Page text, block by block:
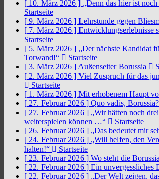
[ 10. März 2026 ] „Denn das hier ist
Startseite
[ 9. März 2026 ] Lehrstunde gegen
[ 7. März 2026 ] Entwicklungserlebnisse
Startseite
[ 5. März 2026 ] „Der nächste Kandidat
Torwand!“
Startseite
[ 3. März 2026 ] Außenseiter Borussia
[ 2. März 2026 ] Viel Zuspruch für das
Startseite
[ 1. März 2026 ] Mit erhobenem Haupt
[ 27. Februar 2026 ] Quo vadis, Borussia?
[ 27. Februar 2026 ] „Wir hätten noch
weiterspielen können …“
Startseite
[ 26. Februar 2026 ] „Das bedeutet mir
[ 24. Februar 2026 ] „Will helfen, den
halten!“
Startseite
[ 23. Februar 2026 ] Wo steht die
[ 22. Februar 2026 ] Ein unvergessliches
[ 22. Februar 2026 ] „Der Welt zeigen,